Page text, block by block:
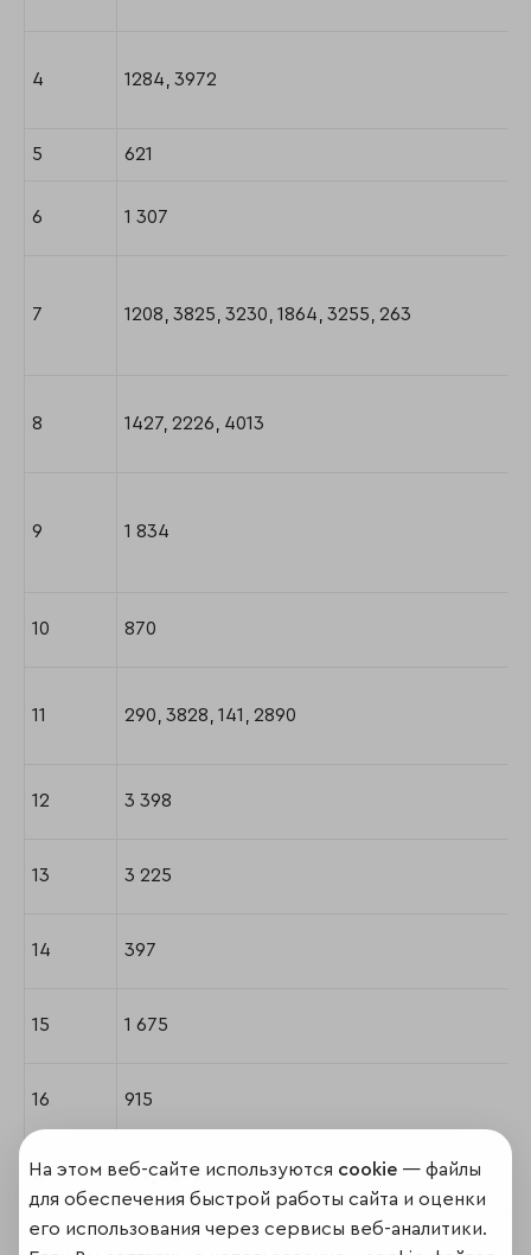
4 1284, 3972
5 621
6 1 307
7 1208, 3825, 3230, 1864, 3255, 263
8 1427, 2226, 4013
9 1 834
10 870
11 290, 3828, 141, 2890
12 3 398
13 3 225
14 397
15 1 675
16 915
17 177, 3879
На этом веб-сайте используются cookie — файлы
для обеспечения быстрой работы сайта и оценки
его использования через сервисы веб-аналитики.